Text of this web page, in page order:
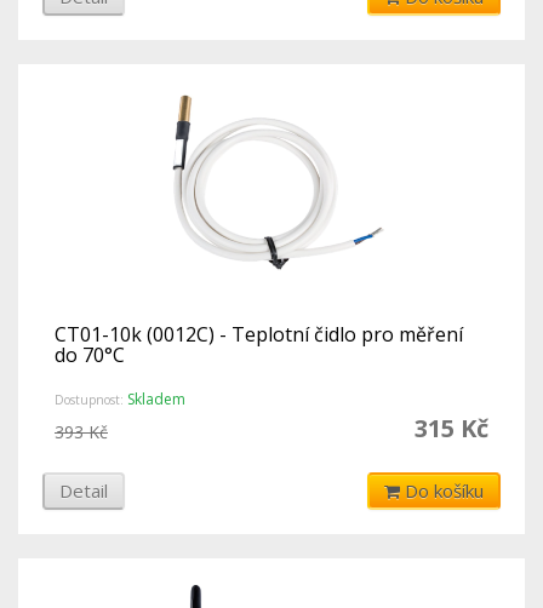
CT01-10k (0012C) - Teplotní čidlo pro měření
do 70°C
Dostupnost: Skladem
315 Kč
393 Kč
Detail Do košíku